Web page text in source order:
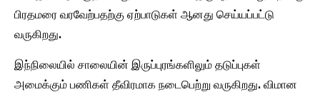
பிரதமரை வரவேற்பதற்கு ஏற்பாடுகள் ஆனது செய்யப்பட்டு
வருகிறது.
இந்நிலையில் சாலையின் இருப்புரங்களிலும் தடுப்புகள்
அமைக்கும் பணிகள் தீவிரமாக நடைபெற்று வருகிறது. விமான